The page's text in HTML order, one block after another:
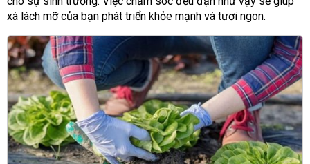
xà lách mỡ của bạn phát triển khỏe mạnh và tươi ngon.